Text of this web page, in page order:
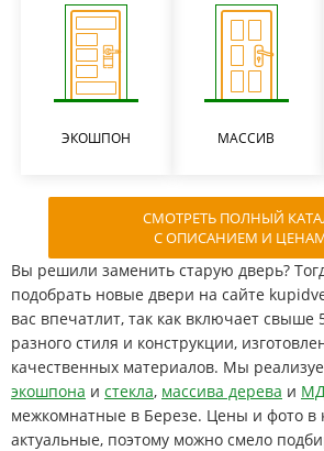
ЭКОШПОН МАССИВ
СМОТРЕТЬ ПОЛНЫЙ
С ОПИСАНИЕМ И
Вы решили заменить старую дверь?
подобрать новые двери на сайте
вас впечатлит, так как включает свыше
разного стиля и конструкции,
качественных материалов. Мы
экошпона и стекла, массива дерева и
межкомнатные в Березе. Цены и фото в
актуальные, поэтому можно смело